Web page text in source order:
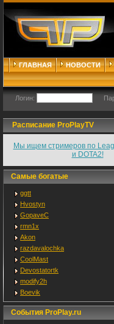
ГЛАВНАЯ НОВОСТИ
Логин:
Расписание ProPlayTV
Мы ищем стримеров по
и DOTA2!
Самые богатые
ggtt
Hvostyn
GopaveC
rmn1x
Akon
razdavalochka
CoolMast
Devostatortk
modify2h
Boevik
События ProPlay.ru